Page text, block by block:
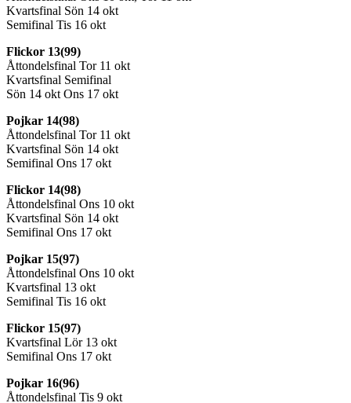
Kvartsfinal Sön 14 okt
Semifinal Tis 16 okt
Flickor 13(99)
Åttondelsfinal Tor 11 okt
Kvartsfinal Semifinal
Sön 14 okt Ons 17 okt
Pojkar 14(98)
Åttondelsfinal Tor 11 okt
Kvartsfinal Sön 14 okt
Semifinal Ons 17 okt
Flickor 14(98)
Åttondelsfinal Ons 10 okt
Kvartsfinal Sön 14 okt
Semifinal Ons 17 okt
Pojkar 15(97)
Åttondelsfinal Ons 10 okt
Kvartsfinal 13 okt
Semifinal Tis 16 okt
Flickor 15(97)
Kvartsfinal Lör 13 okt
Semifinal Ons 17 okt
Pojkar 16(96)
Åttondelsfinal Tis 9 okt